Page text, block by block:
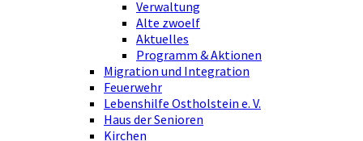
Verwaltung
Alte zwoelf
Aktuelles
Programm & Aktionen
Migration und Integration
Feuerwehr
Lebenshilfe Ostholstein e. V.
Haus der Senioren
Kirchen